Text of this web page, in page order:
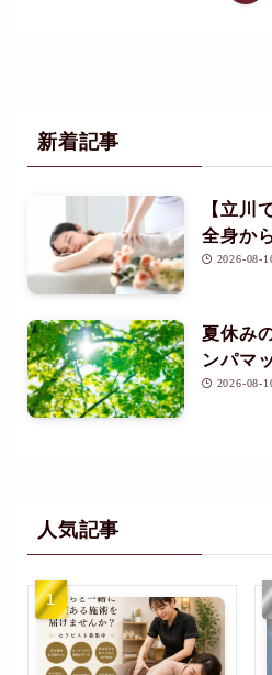
新着記事
【立川
全身か
2026-08-
夏休み
ンパマ
2026-08-
人気記事